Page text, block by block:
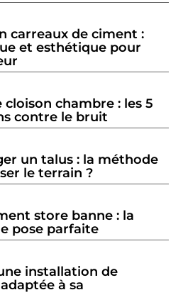
carreaux de ciment :
et esthétique pour
chambre : les 5
contre le bruit
un talus : la méthode
le terrain ?
store banne : la
pose parfaite
installation de
à sa